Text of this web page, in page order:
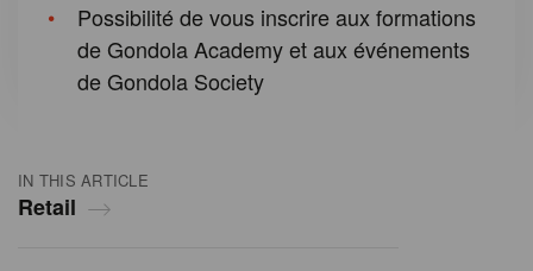
IN THIS ARTICLE
Retail
Possibilité de vous inscrire aux formations
de Gondola Academy et aux événements
de Gondola Society